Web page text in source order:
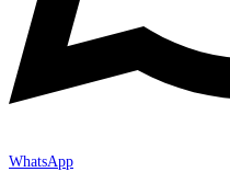
WhatsApp